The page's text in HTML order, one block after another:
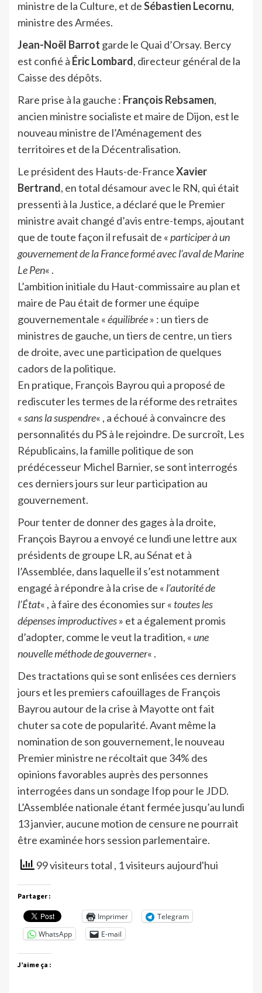
ministre de la Culture, et deSébastien Lecornu,
ministre des Armées.
Jean-Noël Barrot garde le Quai d’Orsay. Bercy
est confié à Éric Lombard, directeur général de la
Caisse des dépôts.
Rare prise à la gauche : François Rebsamen,
ancien ministre socialiste et maire de Dijon, est le
nouveau ministre de l’Aménagement des
territoires et de la Décentralisation.
Le président des Hauts-de-FranceXavier
Bertrand, en total désamour avec le RN, qui était
pressenti à la Justice, a déclaré que le Premier
ministre avait changé d’avis entre-temps, ajoutant
que de toute façon il refusait de «participer à un
gouvernement de la France formé avec l’aval de Marine
Le Pen« .
L’ambition initiale du Haut-commissaire au plan et
maire de Pau était de former une équipe
gouvernementale «équilibrée» : un tiers de
ministres de gauche, un tiers de centre, un tiers
de droite, avec une participation de quelques
cadors de la politique.
En pratique, François Bayrou qui a proposé de
rediscuter les termes de la réforme des retraites
«sans la suspendre« , a échoué à convaincre des
personnalités du PS à le rejoindre. De surcroît, Les
Républicains, la famille politique de son
prédécesseur Michel Barnier, se sont interrogés
ces derniers jours sur leur participation au
gouvernement.
Pour tenter de donner des gages à la droite,
François Bayrou a envoyé ce lundi une lettre aux
présidents de groupe LR, au Sénat et à
l’Assemblée, dans laquelle il s’est notamment
engagé à répondre à la crise de « l’autorité de
l’État« , à faire des économies sur « toutes les
dépenses improductives» et a également promis
d’adopter, comme le veut la tradition, « une
nouvelle méthode de gouverner« .
Des tractations qui se sont enlisées ces derniers
jours et les premiers cafouillages de François
Bayrou autour de la crise à Mayotte ont fait
chuter sa cote de popularité. Avant même la
nomination de son gouvernement, le nouveau
Premier ministre ne récoltait que 34% des
opinions favorables auprès des personnes
interrogées dans un sondage Ifop pour le JDD.
L’Assemblée nationale étant fermée jusqu’au lundi
13 janvier, aucune motion de censure ne pourrait
être examinée hors session parlementaire.
99 visiteurs total , 1 visiteurs aujourd'hui
Partager :
Imprimer
Telegram
WhatsApp
E-mail
J’aime ça :